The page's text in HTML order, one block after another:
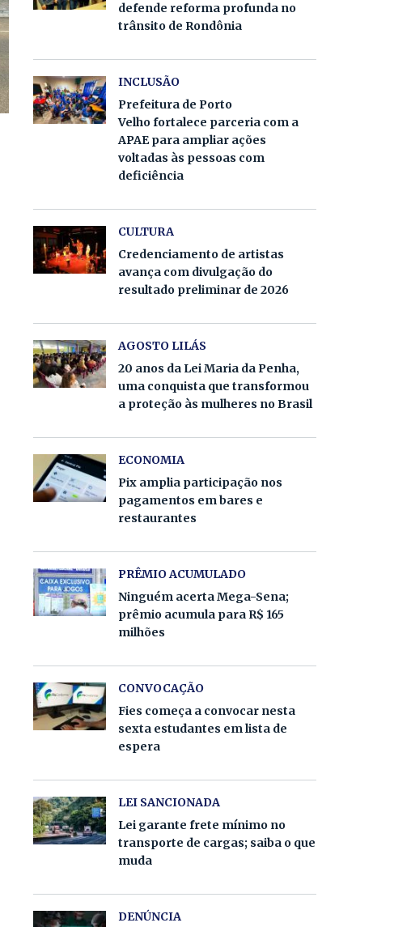
defende reforma profunda no
trânsito de Rondônia
INCLUSÃO
Prefeitura de Porto
Velho fortalece parceria com a
APAE para ampliar ações
voltadas às pessoas com
deficiência
CULTURA
Credenciamento de artistas
avança com divulgação do
resultado preliminar de 2026
AGOSTO LILÁS
20 anos da Lei Maria da Penha,
uma conquista que transformou
a proteção às mulheres no Brasil
ECONOMIA
Pix amplia participação nos
pagamentos em bares e
restaurantes
PRÊMIO ACUMULADO
Ninguém acerta Mega-Sena;
prêmio acumula para R$ 165
milhões
CONVOCAÇÃO
Fies começa a convocar nesta
sexta estudantes em lista de
espera
LEI SANCIONADA
Lei garante frete mínimo no
transporte de cargas; saiba o que
muda
DENÚNCIA